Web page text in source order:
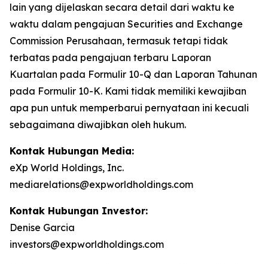
lain yang dijelaskan secara detail dari waktu ke
waktu dalam pengajuan Securities and Exchange
Commission Perusahaan, termasuk tetapi tidak
terbatas pada pengajuan terbaru Laporan
Kuartalan pada Formulir 10-Q dan Laporan Tahunan
pada Formulir 10-K. Kami tidak memiliki kewajiban
apa pun untuk memperbarui pernyataan ini kecuali
sebagaimana diwajibkan oleh hukum.
Kontak Hubungan Media:
eXp World Holdings, Inc.
mediarelations@expworldholdings.com
Kontak Hubungan Investor:
Denise Garcia
investors@expworldholdings.com